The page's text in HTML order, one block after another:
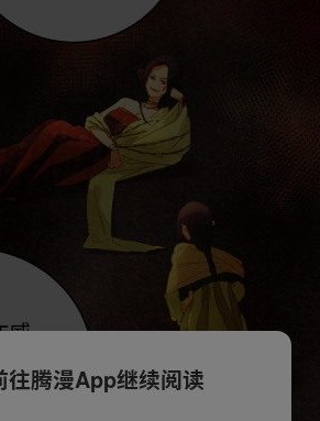
往腾漫App继续阅读